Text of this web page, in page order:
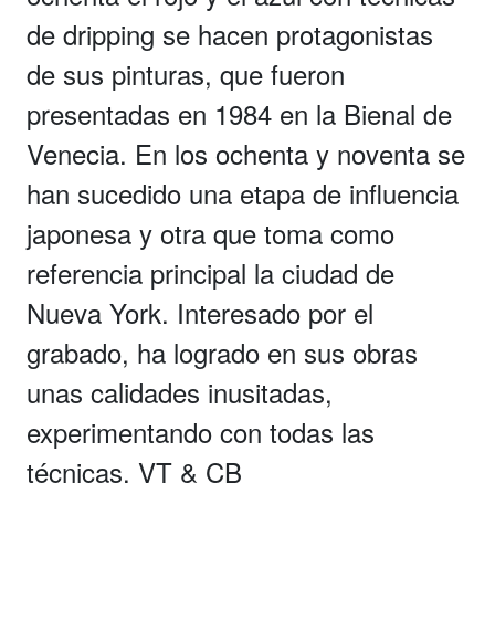
de dripping se hacen protagonistas
de sus pinturas, que fueron
presentadas en 1984 en la Bienal de
Venecia. En los ochenta y noventa se
han sucedido una etapa de influencia
japonesa y otra que toma como
referencia principal la ciudad de
Nueva York. Interesado por el
grabado, ha logrado en sus obras
unas calidades inusitadas,
experimentando con todas las
técnicas. VT & CB